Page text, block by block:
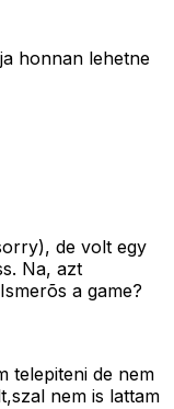
honnan lehetne
de volt egy
Na, azt
a game?
telepiteni de nem
nem is lattam